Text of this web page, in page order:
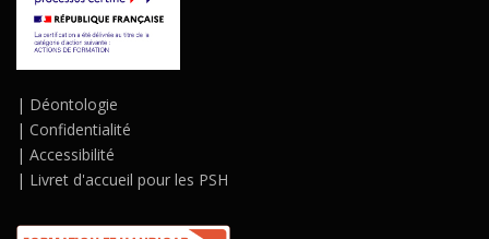
| Déontologie
| Confidentialité
| Accessibilité
| Livret d'accueil pour les PSH